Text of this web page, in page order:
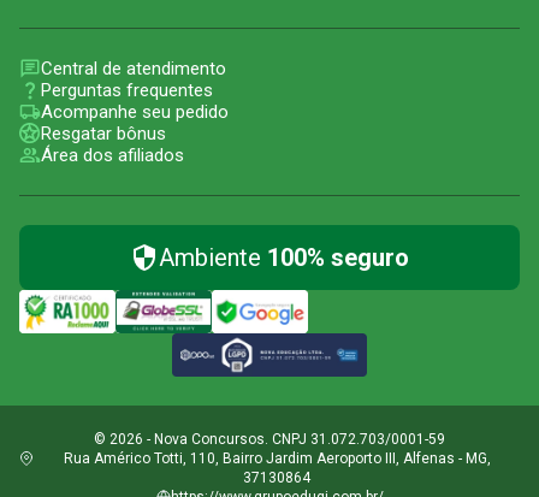
Central de atendimento
Perguntas frequentes
Acompanhe seu pedido
Resgatar bônus
Área dos afiliados
Ambiente 100% seguro
© 2026 - Nova Concursos. CNPJ 31.072.703/0001-59
Rua Américo Totti, 110, Bairro Jardim Aeroporto III, Alfenas - MG,
37130864